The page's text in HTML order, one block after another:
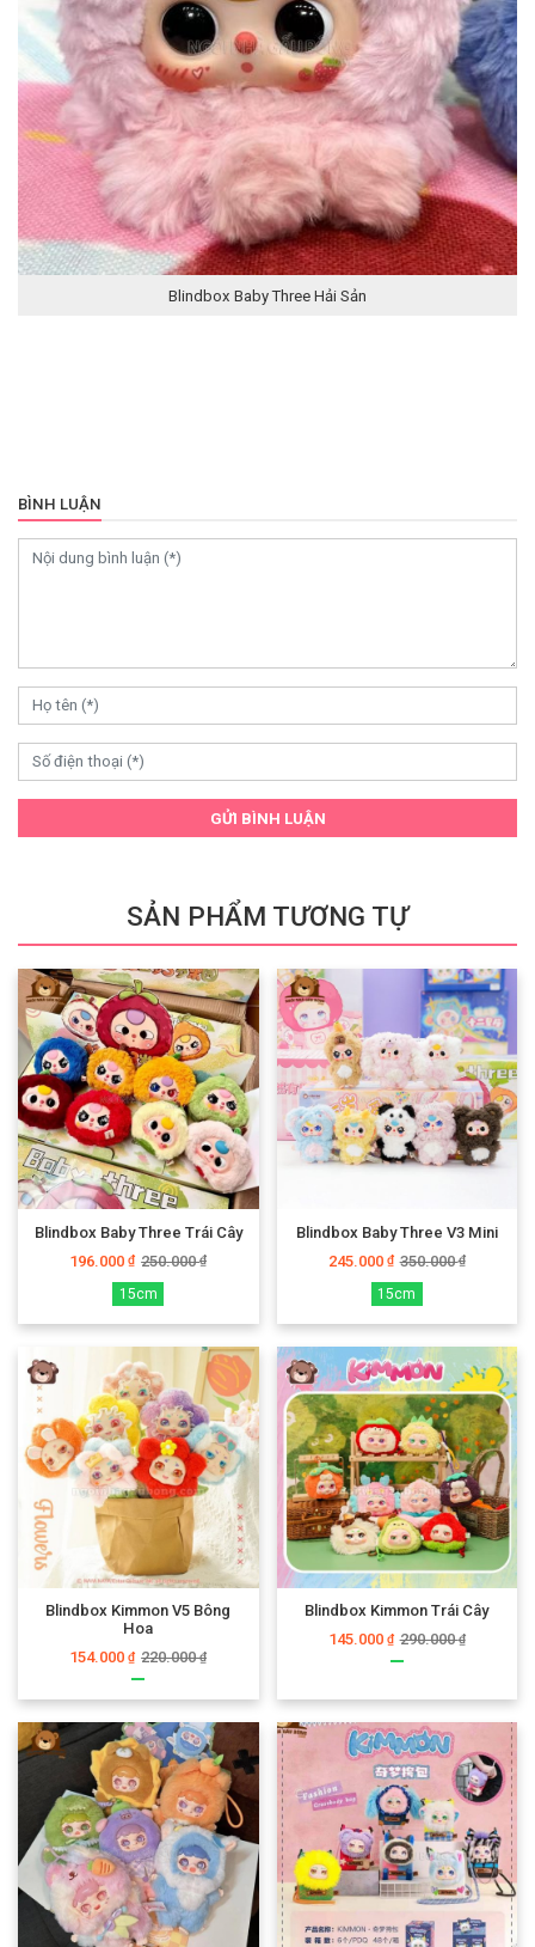
Blindbox Baby Three Hải Sản
BÌNH LUẬN
GỬI BÌNH LUẬN
SẢN PHẨM TƯƠNG TỰ
Blindbox Baby Three Trái Cây
196.000₫ 250.000₫
15cm
Blindbox Baby Three V3 Mini
245.000 ₫ 350.000₫
15cm
Blindbox Kimmon V5 Bông
Hoa
154.000₫ 220.000₫
Blindbox Kimmon Trái Cây
145.000 ₫ 290.000₫